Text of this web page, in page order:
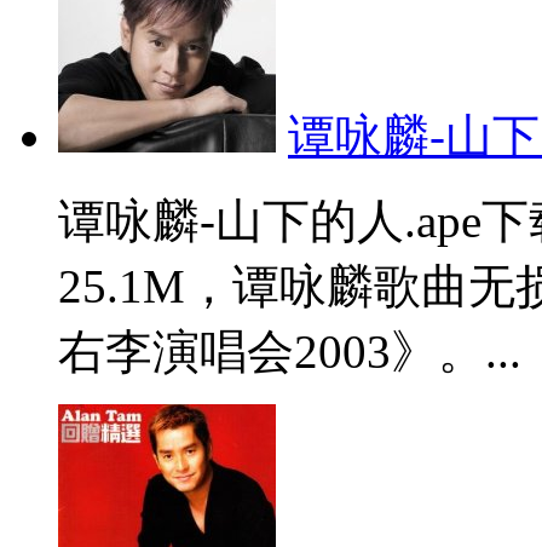
谭咏麟-山
谭咏麟-山下的人.ape
25.1M，谭咏麟歌曲无
右李演唱会2003》。...